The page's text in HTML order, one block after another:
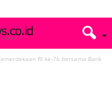
RI ke-76 bersama Bank